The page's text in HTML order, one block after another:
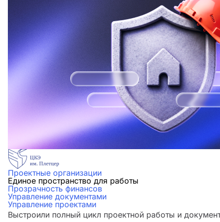
Проектные организации
Единое пространство для работы
Прозрачность финансов
Управление документами
Управление проектами
Выстроили полный цикл проектной работы и